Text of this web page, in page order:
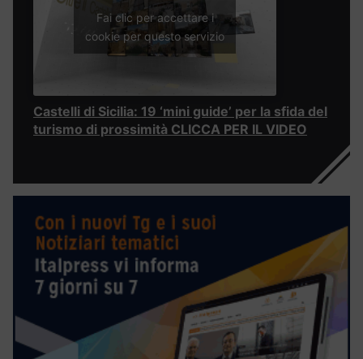
Fai clic per accettare i
cookie per questo servizio
Castelli di Sicilia: 19 ‘mini guide’ per la sfida del
turismo di prossimità CLICCA PER IL VIDEO